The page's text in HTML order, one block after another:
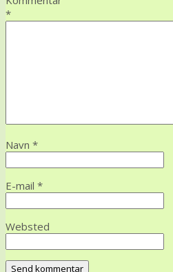
*
Navn *
E-mail *
Websted